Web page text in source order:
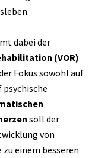
dabei der
(VOR)
Fokus sowohl auf
soll der
von
einem besseren